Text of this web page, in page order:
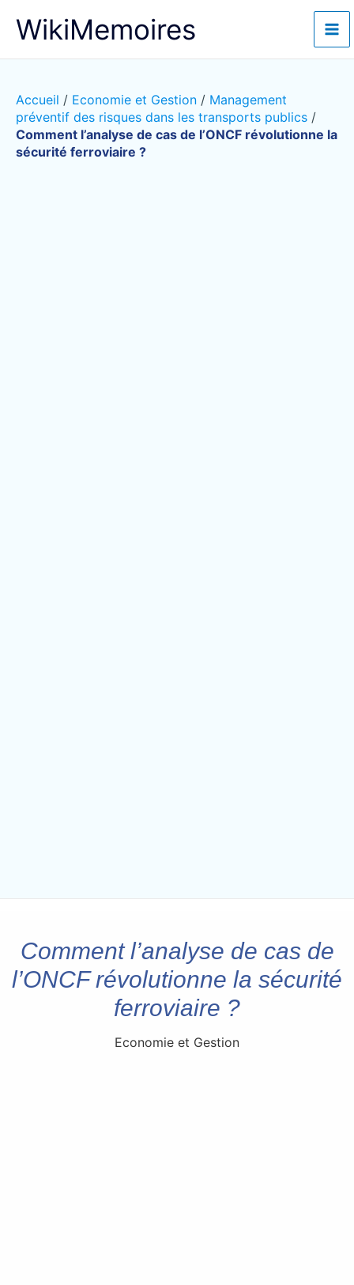
WikiMemoires
Accueil / Economie et Gestion / Management
préventif des risques dans les transports publics /
Comment l’analyse de cas de l’ONCF révolutionne la
sécurité ferroviaire ?
Comment l’analyse de cas de
l’ONCF révolutionne la sécurité
ferroviaire ?
Economie et Gestion